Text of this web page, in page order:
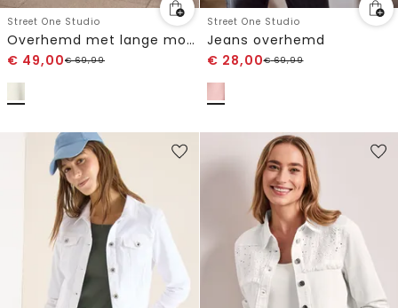
Street One Studio
Overhemd met lange mouwen en borduursel
€ 49,00€69,99
Street One Studio
Jeans overhemd
€ 28,00€69,99